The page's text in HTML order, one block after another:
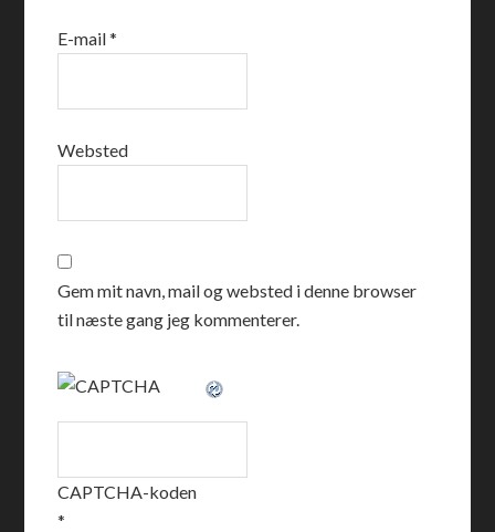
E-mail*
Websted
Gem mit navn, mail og websted i denne browser
til næste gang jeg kommenterer.
CAPTCHA-koden
*